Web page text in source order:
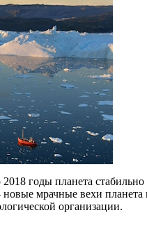
годы планета стабильно
мрачные вехи планета
организации.